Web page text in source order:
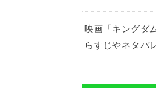
映画「キングダ
らすじやネタバ